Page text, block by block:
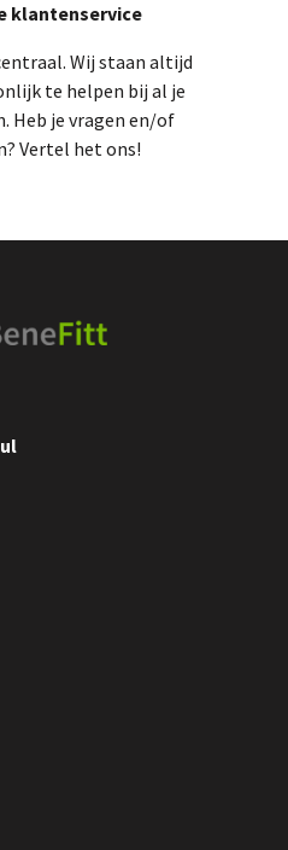
klantenservice
Wij staan altijd
te helpen bij al je
Heb je vragen en/of
Vertel het ons!